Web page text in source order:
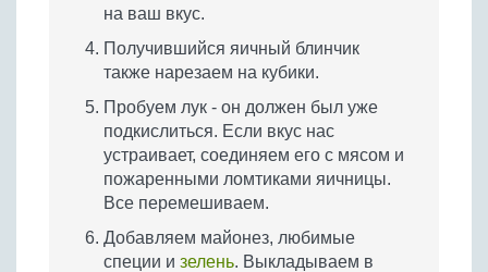
на ваш вкус.
Получившийся яичный блинчик
также нарезаем на кубики.
Пробуем лук - он должен был уже
подкислиться. Если вкус нас
устраивает, соединяем его с мясом и
пожаренными ломтиками яичницы.
Все перемешиваем.
Добавляем майонез, любимые
специи и зелень. Выкладываем в